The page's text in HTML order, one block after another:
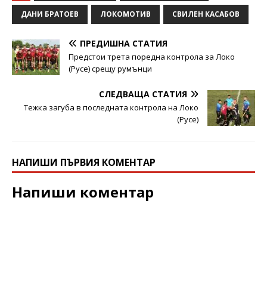
ДАНИ БРАТОЕВ ЛОКОМОТИВ СВИЛЕН КАСАБОВ
ПРЕДИШНА СТАТИЯ
Предстои трета поредна контрола за Локо
(Русе) срещу румънци
СЛЕДВАЩА СТАТИЯ
Тежка загуба в последната контрола на Локо
(Русе)
НАПИШИ ПЪРВИЯ КОМЕНТАР
Напиши коментар